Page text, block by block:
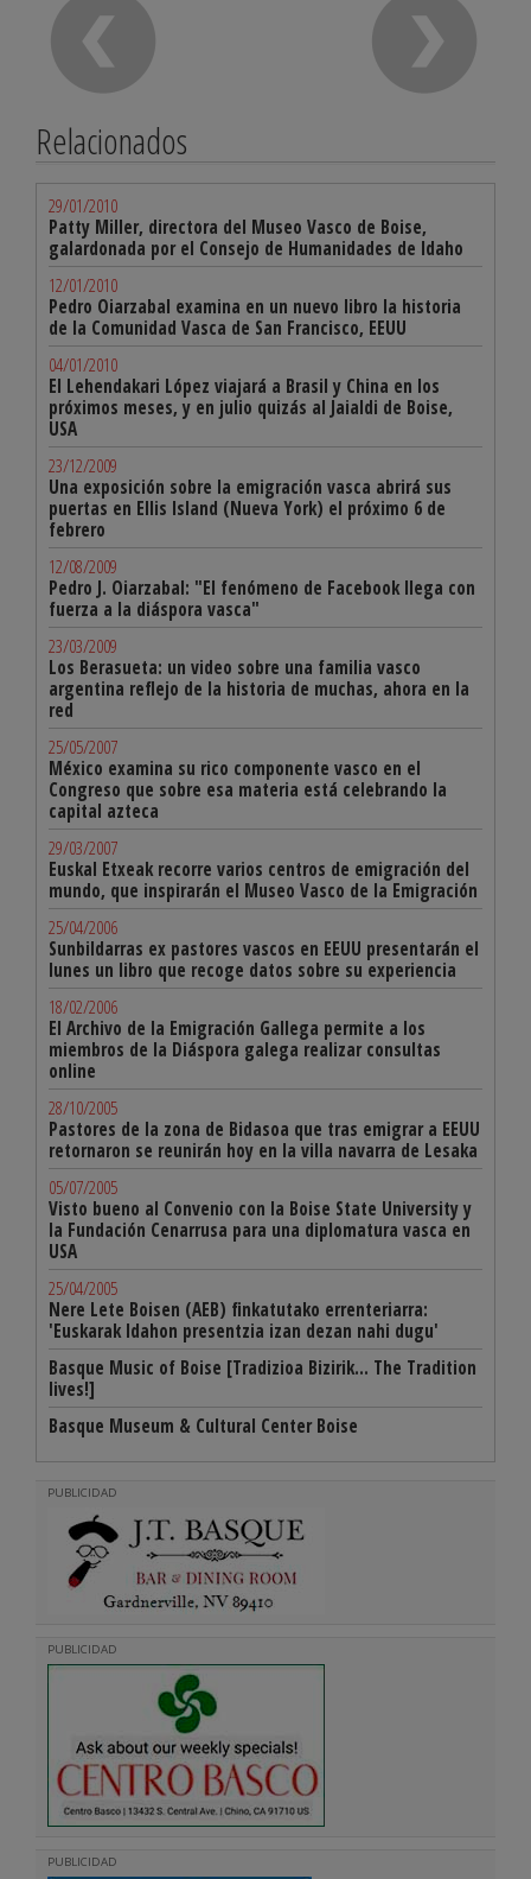
Relacionados
29/01/2010
Patty Miller, directora del Museo Vasco de Boise,
galardonada por el Consejo de Humanidades de Idaho
12/01/2010
Pedro Oiarzabal examina en un nuevo libro la historia
de la Comunidad Vasca de San Francisco, EEUU
04/01/2010
El Lehendakari López viajará a Brasil y China en los
próximos meses, y en julio quizás al Jaialdi de Boise,
USA
23/12/2009
Una exposición sobre la emigración vasca abrirá sus
puertas en Ellis Island (Nueva York) el próximo 6 de
febrero
12/08/2009
Pedro J. Oiarzabal: "El fenómeno de Facebook llega con
fuerza a la diáspora vasca"
23/03/2009
Los Berasueta: un video sobre una familia vasco
argentina reflejo de la historia de muchas, ahora en la
red
25/05/2007
México examina su rico componente vasco en el
Congreso que sobre esa materia está celebrando la
capital azteca
29/03/2007
Euskal Etxeak recorre varios centros de emigración del
mundo, que inspirarán el Museo Vasco de la Emigración
25/04/2006
Sunbildarras ex pastores vascos en EEUU presentarán el
lunes un libro que recoge datos sobre su experiencia
18/02/2006
El Archivo de la Emigración Gallega permite a los
miembros de la Diáspora galega realizar consultas
online
28/10/2005
Pastores de la zona de Bidasoa que tras emigrar a EEUU
retornaron se reunirán hoy en la villa navarra de Lesaka
05/07/2005
Visto bueno al Convenio con la Boise State University y
la Fundación Cenarrusa para una diplomatura vasca en
USA
25/04/2005
Nere Lete Boisen (AEB) finkatutako errenteriarra:
'Euskarak Idahon presentzia izan dezan nahi dugu'
Basque Music of Boise [Tradizioa Bizirik... The Tradition
lives!]
Basque Museum & Cultural Center Boise
PUBLICIDAD
PUBLICIDAD
PUBLICIDAD